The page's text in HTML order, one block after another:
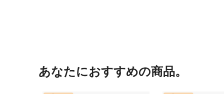
あなたにおすすめの商品。